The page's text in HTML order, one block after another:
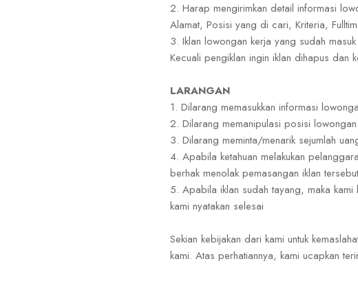
2. Harap mengirimkan detail informasi
Alamat, Posisi yang di cari, Kriteria,
3. Iklan lowongan kerja yang sudah
Kecuali pengiklan ingin iklan dihapus dan
LARANGAN
1. Dilarang memasukkan informasi
2. Dilarang memanipulasi posisi
3. Dilarang meminta/menarik sejumlah
4. Apabila ketahuan melakukan
berhak menolak pemasangan iklan
5. Apabila iklan sudah tayang, maka
kami nyatakan selesai
Sekian kebijakan dari kami untuk
kami. Atas perhatiannya, kami ucapkan